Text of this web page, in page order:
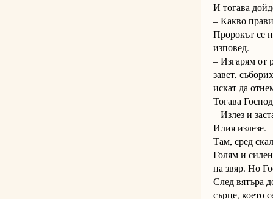
И тогава
– Какво
Пророкът се
изповед.
– Изгарям от
завет,
искат да
Тогава
– Излез и
Илия излезе.
Там, сред
Голям и
на звяр. Но
След вятъра
сърце, което